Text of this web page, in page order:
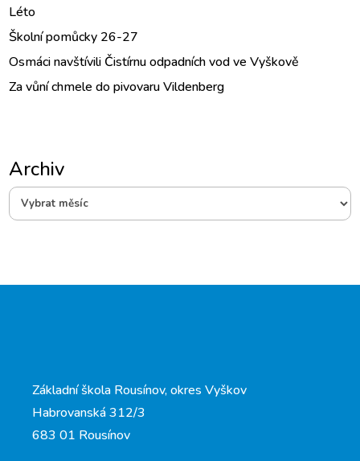
Léto
Školní pomůcky 26-27
Osmáci navštívili Čistírnu odpadních vod ve Vyškově
Za vůní chmele do pivovaru Vildenberg
ArchivArchiv
Základní škola Rousínov, okres Vyškov
Habrovanská 312/3
683 01 Rousínov